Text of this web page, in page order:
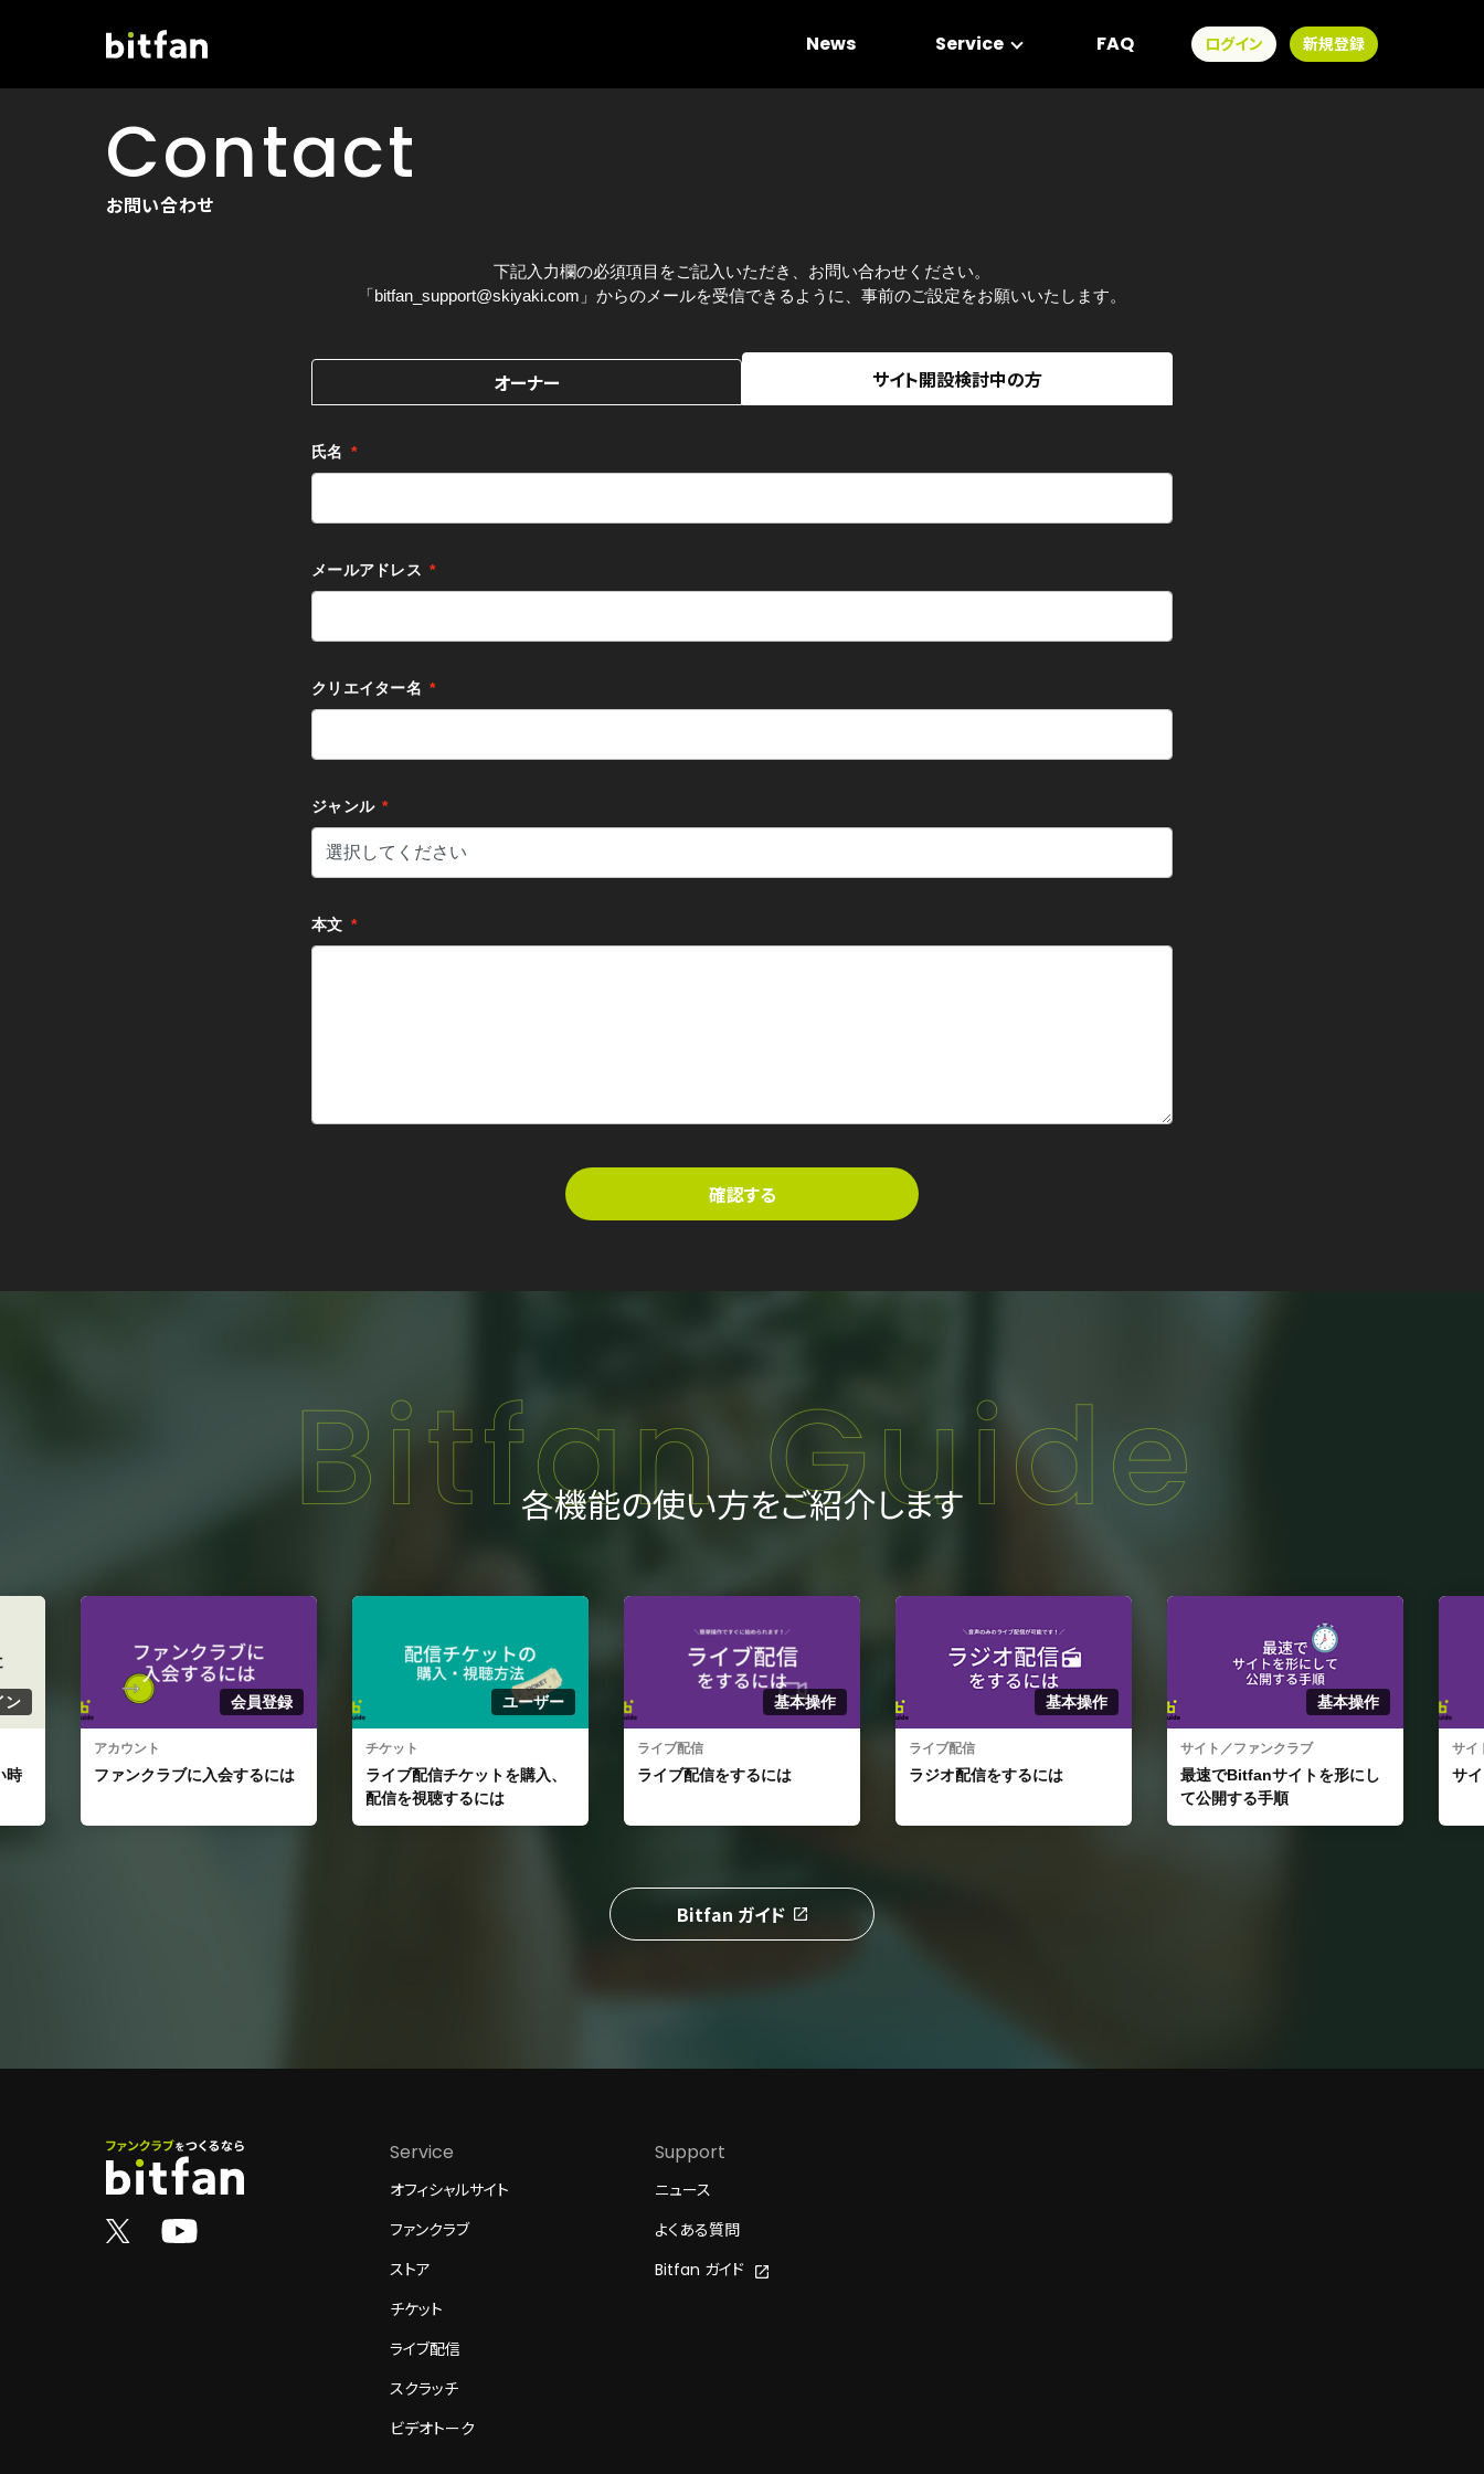
News Service FAQ ログイン 新規登録
Contact
お問い合わせ
下記入力欄の必須項目をご記入いただき、お問い合わせください。
「bitfan_support@skiyaki.com」からのメールを受信できるように、事前のご設定をお願いいたします。
オーナー サイト開設検討中の方
氏名 *
メールアドレス *
クリエイター名 *
ジャンル *
本文 *
各機能の使い方をご紹介します
録
は
ユーザー
チケット
ライブ配信チケットを購入、
基本操作
ライブ配信
ライブ配信をするには
基本操作
ライブ配信
ラジオ配信をするには
基本操作
サイト／ファンクラブ
最速でBitfanサイトを形にし
基本操作
サイト／ファンクラブ
サイトを開設するには
サ
有
Bitfan ガイド
Service
オフィシャルサイト
ファンクラブ
ストア
チケット
ライブ配信
スクラッチ
ビデオトーク
Support
ニュース
よくある質問
Bitfan ガイド